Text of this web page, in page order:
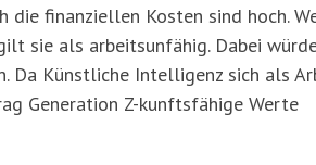
finanziellen Kosten sind hoch.
sie als arbeitsunfähig. Dabei
Da Künstliche Intelligenz sich als
Generation Z-kunftsfähige Werte